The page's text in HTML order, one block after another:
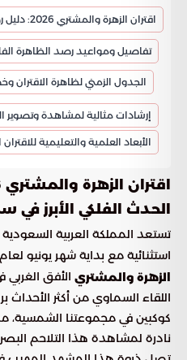
تفاصيل ومواعيد رصد الظاهرة
الجدول الزمني لظاهرة الاقتران
إرشادات مثالية لمشاهدة وتصوير
الأبعاد العلمية والتعليمية
اقتران الزهرة والمشتري 2026
الحدث الفلكي الأبرز في
تستعد المملكة العربية السعودية
استثنائية مع بداية شهر يونيو لعام 2026، حيث سيزين
الزهرة والمشتري الأفق الغربي
اللقاء السماوي من أكثر الأحداث
كوكبين في مجموعتنا الشمسية،
نادرة لمشاهدة هذا التلاحم